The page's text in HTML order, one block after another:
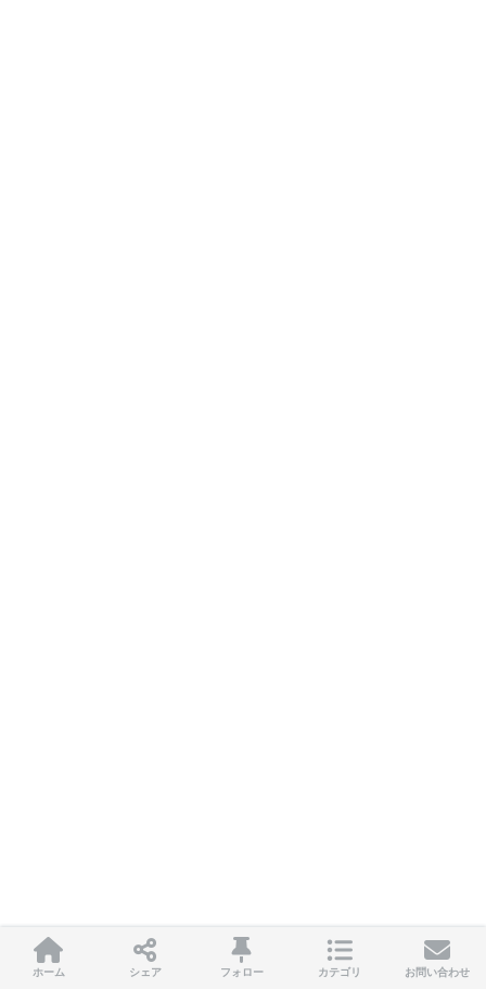
ホーム シェア フォロー カテゴリ お問い合わせ